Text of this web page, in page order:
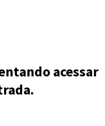
acessar